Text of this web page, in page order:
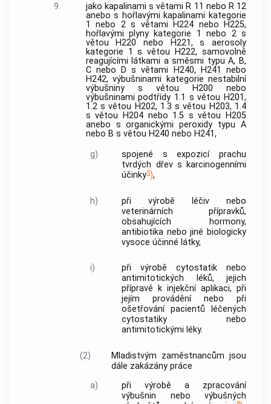
9.
jako kapalinami s větami R 11 nebo R 12
anebo s hořlavými kapalinami kategorie
1 nebo 2 s větami H224 nebo H225,
hořlavými plyny kategorie 1 nebo 2 s
větou H220 nebo H221, s aerosoly
kategorie 1 s větou H222, samovolně
reagujícími látkami a směsmi typu A, B,
C nebo D s větami H240, H241 nebo
H242, výbušninami kategorie nestabilní
výbušniny s větou H200 nebo
výbušninami podtřídy 1.1 s větou H201,
1.2 s větou H202, 1.3 s větou H203, 1.4
s větou H204 nebo 1.5 s větou H205
anebo s organickými peroxidy typu A
nebo B s větou H240 nebo H241,
g)
spojené s expozicí prachu
tvrdých dřev s karcinogenními
účinky5),
h)
při výrobě léčiv nebo
veterinárních přípravků,
obsahujících hormony,
antibiotika nebo jiné biologicky
vysoce účinné látky,
i)
při výrobě cytostatik nebo
antimitotických léků, jejich
přípravě k injekční aplikaci, při
jejím provádění nebo při
ošetřování pacientů léčených
cytostatiky nebo
antimitotickými léky.
(2) Mladistvým zaměstnancům jsou
dále zakázány práce
a)
při výrobě a zpracování
výbušnin nebo výbušných